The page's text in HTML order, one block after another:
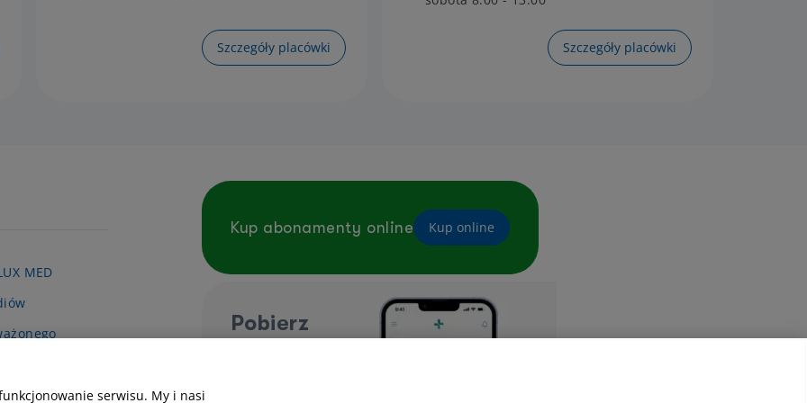
Szczegóły placówki Szczegóły placówki
MED
pn. „Wsparcie
Kup abonamenty online Kup online
Pobierz
serwisu. My i nasi